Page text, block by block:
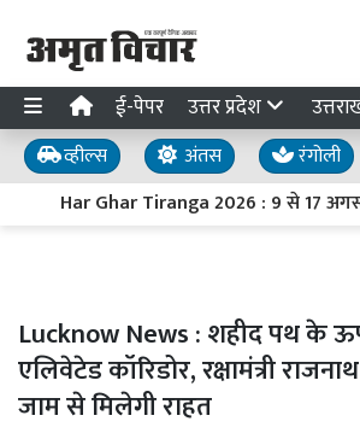
ई-पेपर उत्तर प्रदेश
व्हील्स अंतस रंगोली
Har Ghar Tiranga 2026 : 9 से 17
Lucknow News : शहीद पथ के
एलिवेटेड कॉरिडोर, रक्षामंत्री
जाम से मिलेगी राहत